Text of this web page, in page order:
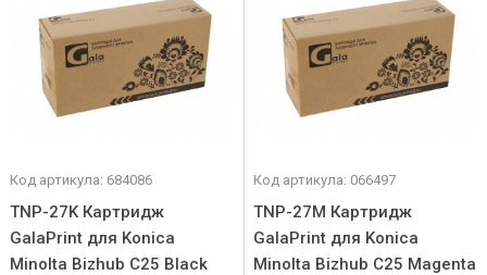
Код артикула: 684086
TNP-27K Картридж
GalaPrint для Konica
Minolta Bizhub C25 Black
Код артикула: 066497
TNP-27M Картридж
GalaPrint для Konica
Minolta Bizhub C25 Magenta